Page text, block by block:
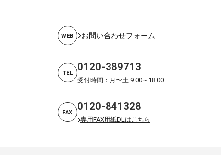
WEB お問い合わせフォーム
TEL 0120-389713
受付時間：月〜土 9:00～18:00
FAX 0120-841328
専用FAX用紙DLはこちら